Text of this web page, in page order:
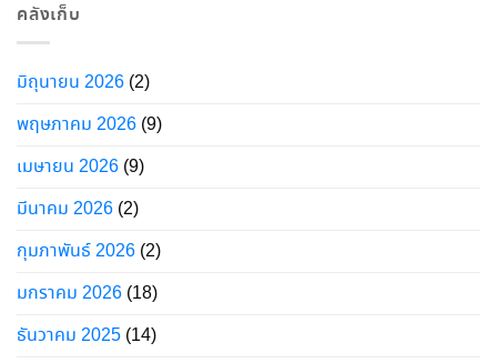
คลังเก็บ
มิถุนายน 2026 (2)
พฤษภาคม 2026 (9)
เมษายน 2026 (9)
มีนาคม 2026 (2)
กุมภาพันธ์ 2026 (2)
มกราคม 2026 (18)
ธันวาคม 2025 (14)